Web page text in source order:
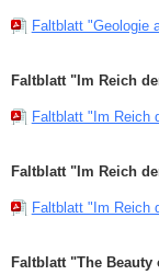
Faltblatt "Geologie
Faltblatt "Im Reich
Faltblatt "Im Reich
Faltblatt "Im Reich
Faltblatt "Im Reich
Faltblatt "The